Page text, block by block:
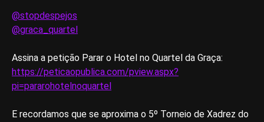
@stopdespejos
@graca_quartel
Assina a petição Parar o Hotel no Quartel da Graça:
https://peticaopublica.com/pview.aspx?
pi=pararohotelnoquartel
E recordamos que se aproxima o 5º Torneio de Xadrez do